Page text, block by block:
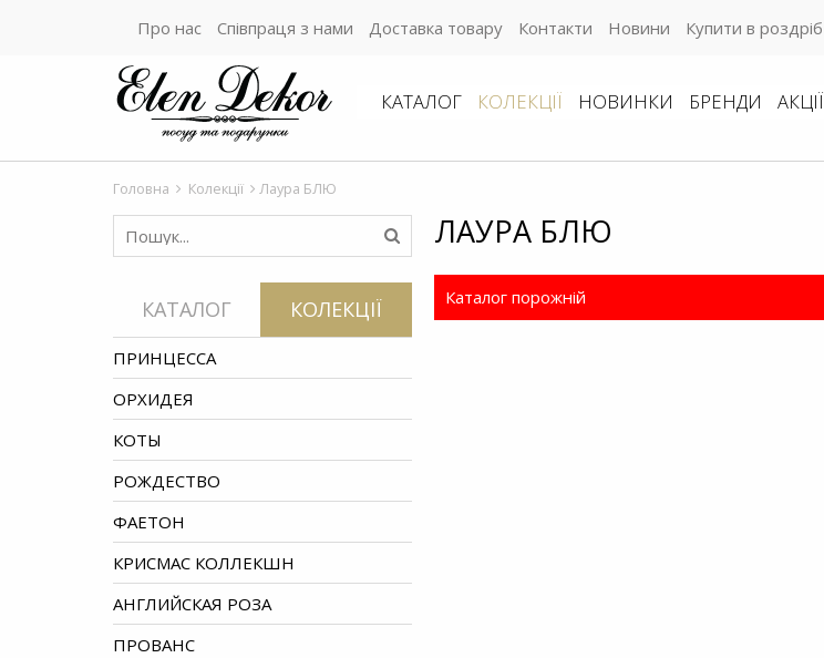
Про нас Співпраця з нами Доставка товару Контакти Новини Купити в роздріб
КАТАЛОГ КОЛЕКЦІЇ НОВИНКИ БРЕНДИ АКЦІЇ
Головна Колекції Лаура БЛЮ
КАТАЛОГ КОЛЕКЦІЇ
ПРИНЦЕССА
ОРХИДЕЯ
КОТЫ
РОЖДЕСТВО
ФАЕТОН
КРИСМАС КОЛЛЕКШН
АНГЛИЙСКАЯ РОЗА
ПРОВАНС
ЛАУРА БЛЮ
Каталог порожній